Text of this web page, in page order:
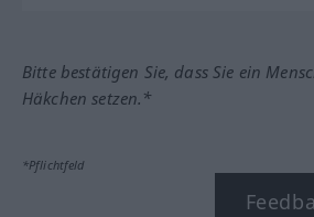
Bitte bestätigen Sie, dass Sie ein
Häkchen setzen.*
*Pflichtfeld